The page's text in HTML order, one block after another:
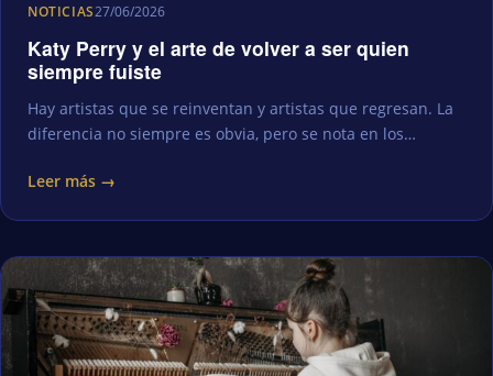
NOTICIAS27/06/2026
Katy Perry y el arte de volver a ser quien
siempre fuiste
Hay artistas que se reinventan y artistas que regresan. La
diferencia no siempre es obvia, pero se nota en los…
Leer más →